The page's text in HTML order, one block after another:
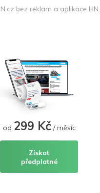
bez reklam a aplikace HN.
od 299 Kč/ měsíc
Získat
předplatné